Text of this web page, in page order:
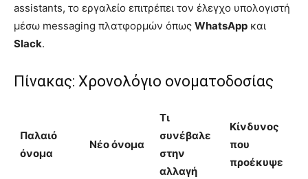
assistants, το εργαλείο επιτρέπει τον έλεγχο υπολογιστή
μέσω messaging πλατφορμών όπως WhatsApp και
Slack.
Πίνακας: Χρονολόγιο ονοματοδοσίας
Παλαιό
όνομα
Νέο όνομα
Τι
συνέβαλε
στην
αλλαγή
Κίνδυνος
που
προέκυψε